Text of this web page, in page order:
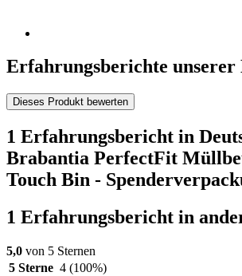
Erfahrungsberichte
Dieses Produkt bewerten
1 Erfahrungsbericht in
Brabantia PerfectFit
Touch Bin -
1 Erfahrungsbericht in
5,0 von 5 Sternen
5 Sterne 4 (100%)